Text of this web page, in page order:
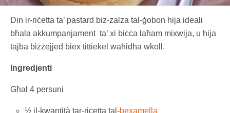
Din ir-riċetta ta’ pastard biz-zalza tal-ġobon hija ideali
bħala akkumpanjament ta’ xi biċċa laħam mixwija, u hija
tajba biżżejjed biex tittiekel waħidha wkoll.
Ingredjenti
Għal 4 persuni
½ il-kwantità tar-riċetta tal-bexamella